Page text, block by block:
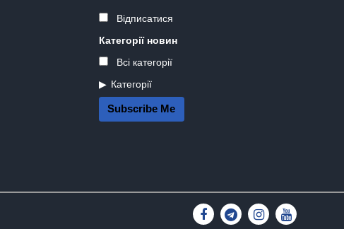
Відписатися
Категорії новин
Всі категорії
Категорії
Subscribe Me